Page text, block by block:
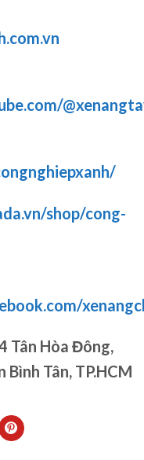
shop/cong-
Tân Hòa Đông,
Tân, TP.HCM